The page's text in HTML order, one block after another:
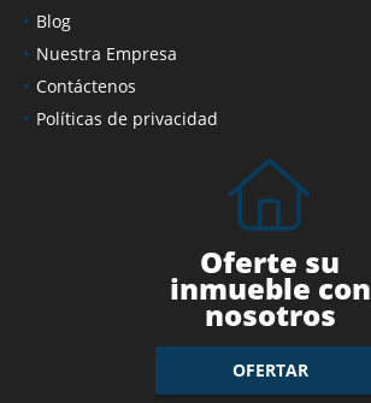
Blog
Nuestra Empresa
Contáctenos
Políticas de privacidad
Oferte su
inmueble con
nosotros
OFERTAR